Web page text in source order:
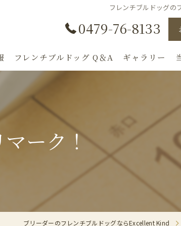
フレンチブルドッグの
0479-76-8133
フレンチブルドッグ Q＆A ギャラリー
ーク！
ブリーダーのフレンチブルドッグならExcellent Kind